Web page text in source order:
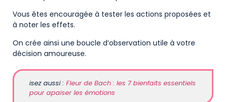
Vous êtes encouragée à tester les actions proposées et
à noter les effets.
On crée ainsi une boucle d’observation utile à votre
décision amoureuse.
isez aussi : Fleur de Bach : les 7 bienfaits essentiels
pour apaiser les émotions